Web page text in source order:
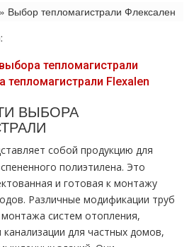
» Выбор тепломагистрали Флексален
тепломагистрали
тепломагистрали Flexalen
ВЫБОРА
собой продукцию для
полиэтилена. Это
и готовая к монтажу
Различные модификации труб
систем отопления,
для частных домов,